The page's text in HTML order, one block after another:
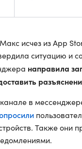
исчез из App
ситуацию и
направила
в
Также они